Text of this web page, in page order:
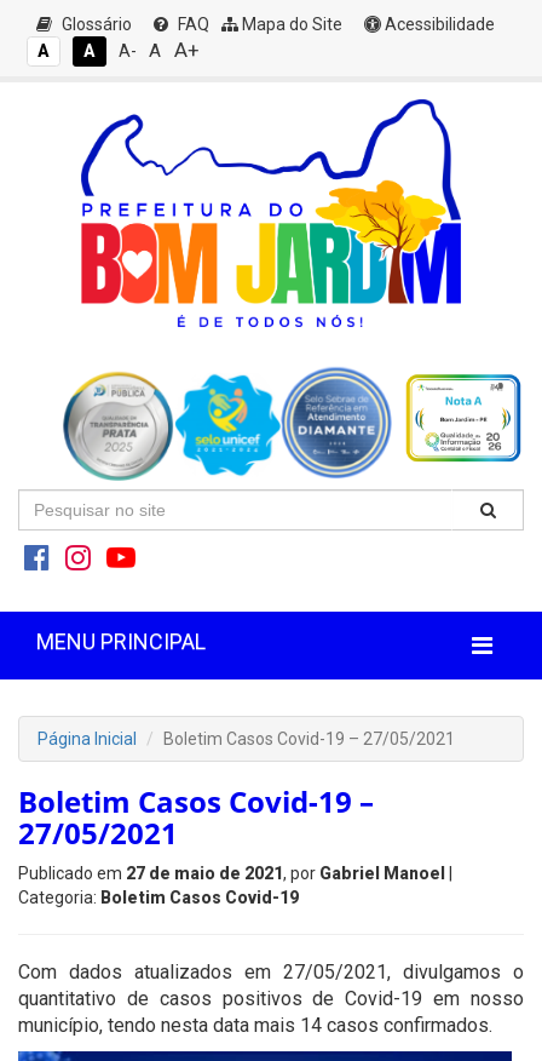
Glossário FAQ Mapa do Site
Acessibilidade
A
A A- A A+
MENU PRINCIPAL
Página Inicial Boletim Casos Covid-19 – 27/05/2021
Boletim Casos Covid-19 –
27/05/2021
Publicado em 27 de maio de 2021, por Gabriel Manoel
Categoria: Boletim Casos Covid-19
Com dados atualizados em 27/05/2021, divulgamos o
quantitativo de casos positivos de Covid-19 em nosso
município, tendo nesta data mais 14 casos confirmados.